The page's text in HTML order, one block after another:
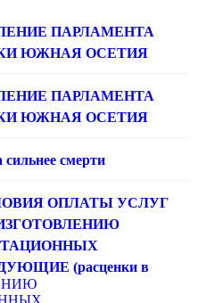
ПАРЛАМЕНТА
ЮЖНАЯ ОСЕТИЯ
ПАРЛАМЕНТА
ЮЖНАЯ ОСЕТИЯ
смерти
ОПЛАТЫ УСЛУГ
(расценки в